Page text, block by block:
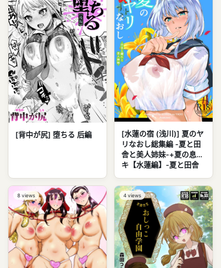
[背中が尻] 堕ちる 后編
[水蓮の宿 (浅川)] 夏のヤ
リなおし総集編 -夏と田
舎と美人姉妹-+夏の息ヌ
キ【水蓮編】-夏と田舎
ル)
8 views 4 views